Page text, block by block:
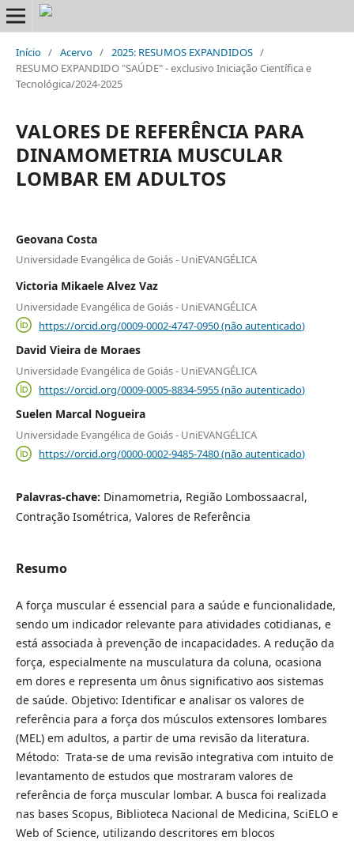
Início / Acervo / 2025: RESUMOS EXPANDIDOS /
RESUMO EXPANDIDO "SAÚDE" - exclusivo Iniciação Científica e
Tecnológica/2024-2025
VALORES DE REFERÊNCIA PARA
DINAMOMETRIA MUSCULAR
LOMBAR EM ADULTOS
Geovana Costa
Universidade Evangélica de Goiás - UniEVANGÉLICA
Victoria Mikaele Alvez Vaz
Universidade Evangélica de Goiás - UniEVANGÉLICA
https://orcid.org/0009-0002-4747-0950 (não autenticado)
David Vieira de Moraes
Universidade Evangélica de Goiás - UniEVANGÉLICA
https://orcid.org/0009-0005-8834-5955 (não autenticado)
Suelen Marcal Nogueira
Universidade Evangélica de Goiás - UniEVANGÉLICA
https://orcid.org/0000-0002-9485-7480 (não autenticado)
Palavras-chave: Dinamometria, Região Lombossaacral,
Contração Isométrica, Valores de Referência
Resumo
A força muscular é essencial para a saúde e funcionalidade,
sendo um indicador relevante para atividades cotidianas, e
está associada à prevenção de incapacidades. A redução da
força, especialmente na musculatura da coluna, ocasiona
em dores e representa um ônus significativo aos sistemas
de saúde. Objetivo: Identificar e analisar os valores de
referência para a força dos músculos extensores lombares
(MEL) em adultos, a partir de uma revisão da literatura.
Método: Trata-se de uma revisão integrativa com intuito de
levantamento de estudos que mostraram valores de
referência de força muscular lombar. A busca foi realizada
nas bases Scopus, Biblioteca Nacional de Medicina, SciELO e
Web of Science, utilizando descritores em blocos